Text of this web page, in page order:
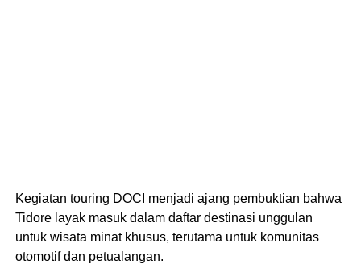
Kegiatan touring DOCI menjadi ajang pembuktian bahwa
Tidore layak masuk dalam daftar destinasi unggulan
untuk wisata minat khusus, terutama untuk komunitas
otomotif dan petualangan.